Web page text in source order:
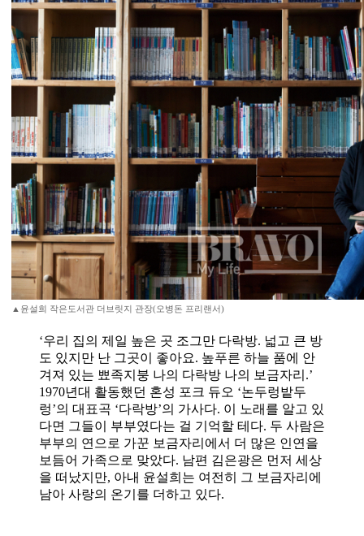
▲윤설희 작은도서관 더브릿지 관장(오병돈 프리랜서)
‘우리 집의 제일 높은 곳 조그만 다락방. 넓고 큰 방
도 있지만 난 그곳이 좋아요. 높푸른 하늘 품에 안
겨져 있는 뾰족지붕 나의 다락방 나의 보금자리.’
1970년대 활동했던 혼성 포크 듀오 ‘논두렁밭두
렁’의 대표곡 ‘다락방’의 가사다. 이 노래를 알고 있
다면 그들이 부부였다는 걸 기억할 테다. 두 사람은
부부의 연으로 가꾼 보금자리에서 더 많은 인연을
보듬어 가족으로 맞았다. 남편 김은광은 먼저 세상
을 떠났지만, 아내 윤설희는 여전히 그 보금자리에
남아 사랑의 온기를 더하고 있다.